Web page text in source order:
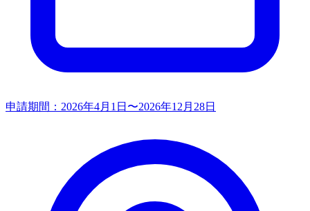
申請期間： 2026年4月1日〜2026年12月28日